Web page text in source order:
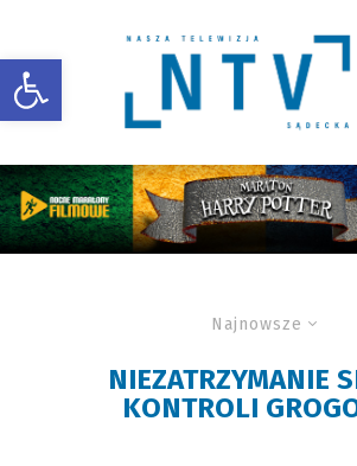
Otwórz pasek narzędzi
Najnowsze
NIEZATRZYMANIE
KONTROLI